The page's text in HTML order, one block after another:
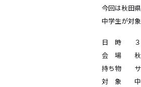
今回は秋田
中学生が対
日 時 ３月
会 場 秋田
持ち物 サッ
対 象 中学